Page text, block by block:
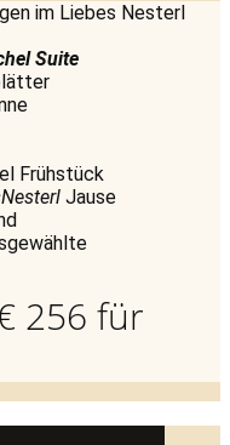
im Liebes Nesterl
Suite
Frühstück
Jause
256 für